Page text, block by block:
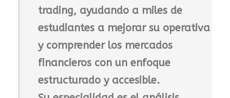
trading, ayudando a miles de
estudiantes a mejorar su operativa
y comprender los mercados
financieros con un enfoque
estructurado y accesible.